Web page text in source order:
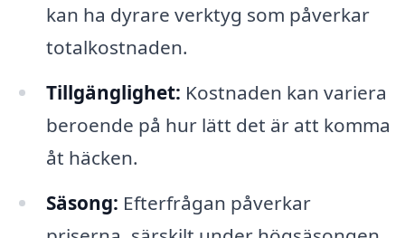
kan ha dyrare verktyg som påverkar
totalkostnaden.
Tillgänglighet: Kostnaden kan variera
beroende på hur lätt det är att komma
åt häcken.
Säsong: Efterfrågan påverkar